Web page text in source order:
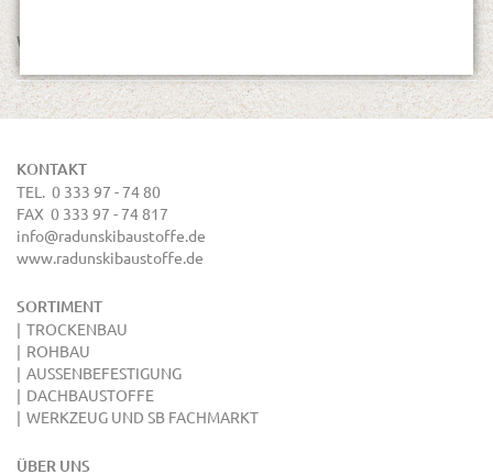
Webdesign Berlin
KONTAKT
TEL. 0 333 97 - 74 80
FAX 0 333 97 - 74 817
info@radunskibaustoffe.de
www.radunskibaustoffe.de
SORTIMENT
TROCKENBAU
ROHBAU
AUSSENBEFESTIGUNG
DACHBAUSTOFFE
WERKZEUG UND SB FACHMARKT
ÜBER UNS